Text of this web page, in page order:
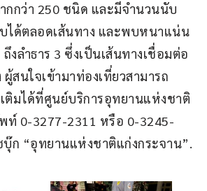
กกว่า 250 ชนิด และมีจำนวนนับ
ด้ตลอดเส้นทาง และพบหนาแน่น
งลำธาร 3 ซึ่งเป็นเส้นทางเชื่อมต่อ
สนใจเข้ามาท่องเที่ยวสามารถ
ติมได้ที่ศูนย์บริการอุทยานแห่งชาติ
ท์ 0-3277-2311 หรือ 0-3245-
ก “อุทยานแห่งชาติแก่งกระจาน”.